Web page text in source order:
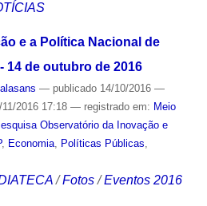
e a Política Nacional de
14 de outubro de 2016
— publicado14/10/2016 —
2016 17:18 — registrado em: Meio
Observatório da Inovação e
, Economia, Políticas Públicas
/Fotos /Eventos 2016